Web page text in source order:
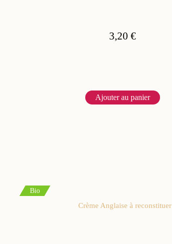
3,20 €
Ajouter au panier
Bio
Crème Anglaise à reconstituer